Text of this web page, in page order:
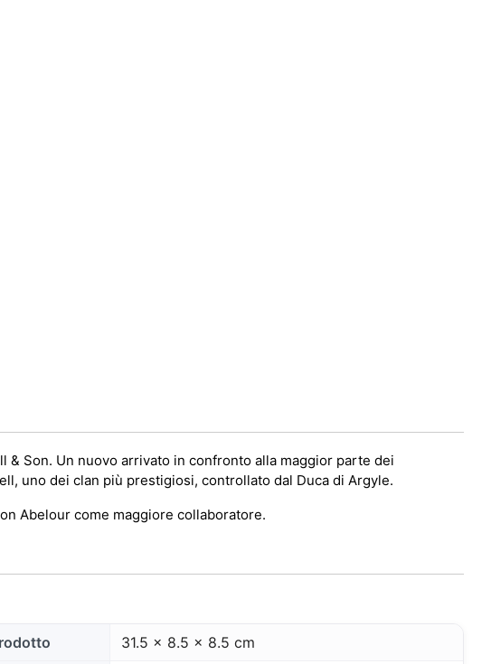
& Son. Un nuovo arrivato in confronto alla maggior parte dei
uno dei clan più prestigiosi, controllato dal Duca di Argyle.
Abelour come maggiore collaboratore.
31.5 x 8.5 x 8.5 cm